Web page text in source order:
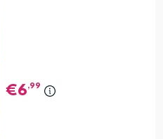
6,99